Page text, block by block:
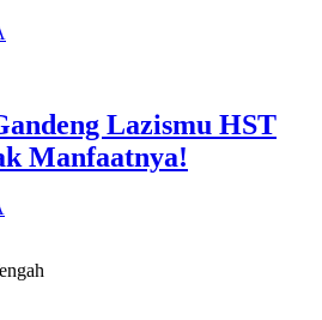
Lazismu HST
Manfaatnya!